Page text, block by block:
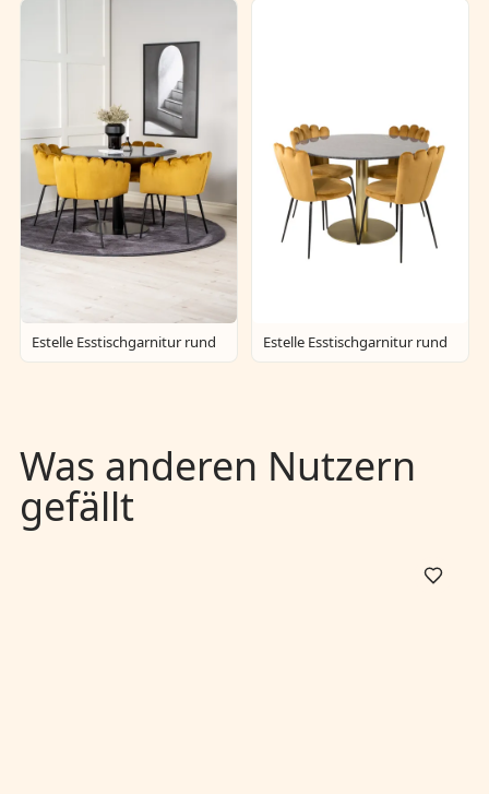
Estelle Esstischgarnitur rund Estelle Esstischgarnitur rund
Was anderen Nutzern
gefällt